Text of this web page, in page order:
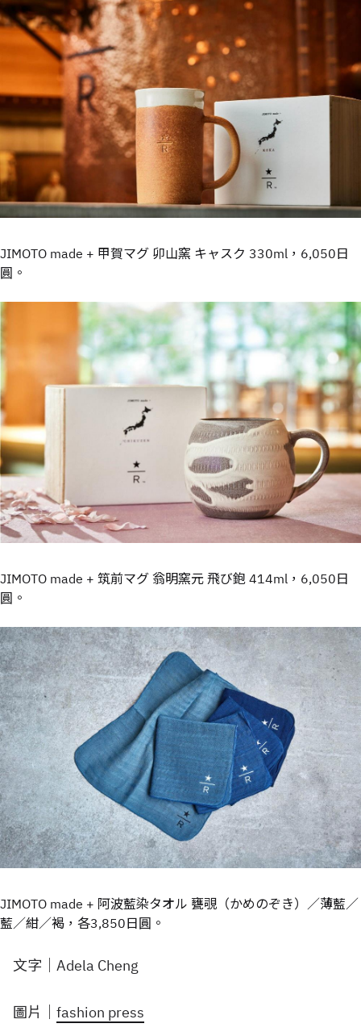
JIMOTO made + 甲賀マグ 卯山窯 キャスク 330ml，6,050日
圓。
JIMOTO made + 筑前マグ 翁明窯元 飛び鉋 414ml，6,050日
圓。
JIMOTO made + 阿波藍染タオル 甕覗（かめのぞき）／薄藍／
藍／紺／褐，各3,850日圓。
文字｜Adela Cheng
圖片｜ fashion press